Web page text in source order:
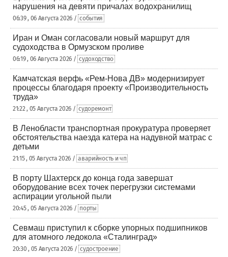
нарушения на девяти причалах водохранилищ
06:39 , 06 Августа 2026 / события
Иран и Оман согласовали новый маршрут для
судоходства в Ормузском проливе
06:19 , 06 Августа 2026 / судоходство
Камчатская верфь «Рем-Нова ДВ» модернизирует
процессы благодаря проекту «Производительность
труда»
21:22 , 05 Августа 2026 / судоремонт
В Ленобласти транспортная прокуратура проверяет
обстоятельства наезда катера на надувной матрас с
детьми
21:15 , 05 Августа 2026 / аварийность и чп
В порту Шахтерск до конца года завершат
оборудование всех точек перегрузки системами
аспирации угольной пыли
20:45 , 05 Августа 2026 / порты
Севмаш приступил к сборке упорных подшипников
для атомного ледокола «Сталинград»
20:30 , 05 Августа 2026 / судостроение